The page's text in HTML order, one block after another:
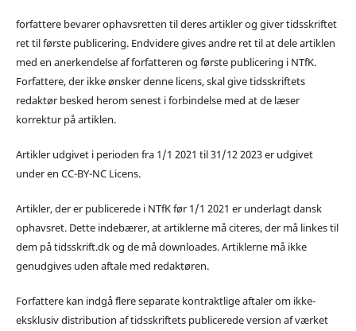
forfattere bevarer ophavsretten til deres artikler og giver tidsskriftet
ret til første publicering. Endvidere gives andre ret til at dele artiklen
med en anerkendelse af forfatteren og første publicering i NTfK.
Forfattere, der ikke ønsker denne licens, skal give tidsskriftets
redaktør besked herom senest i forbindelse med at de læser
korrektur på artiklen.
Artikler udgivet i perioden fra 1/1 2021 til 31/12 2023 er udgivet
under en CC-BY-NC Licens.
Artikler, der er publicerede i NTfK før 1/1 2021 er underlagt dansk
ophavsret. Dette indebærer, at artiklerne må citeres, der må linkes til
dem på tidsskrift.dk og de må downloades. Artiklerne må ikke
genudgives uden aftale med redaktøren.
Forfattere kan indgå flere separate kontraktlige aftaler om ikke-
eksklusiv distribution af tidsskriftets publicerede version af værket